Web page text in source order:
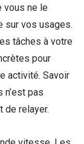
vous ne le
sur vos usages.
tâches à votre
pour
activité. Savoir
n’est pas
de relayer.